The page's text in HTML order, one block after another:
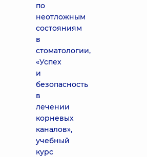
по
неотложным
состояниям
в
стоматологии,
«Успех
и
безопасность
в
лечении
корневых
каналов»,
учебный
курс